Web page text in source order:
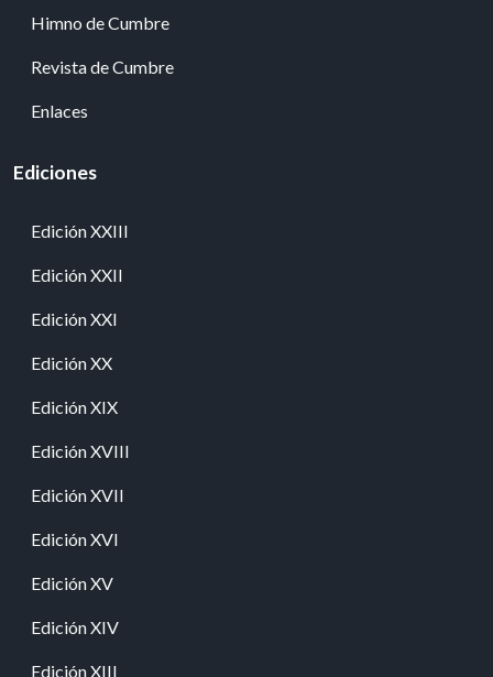
Himno de Cumbre
Revista de Cumbre
Enlaces
Ediciones
Edición XXIII
Edición XXII
Edición XXI
Edición XX
Edición XIX
Edición XVIII
Edición XVII
Edición XVI
Edición XV
Edición XIV
Edición XIII